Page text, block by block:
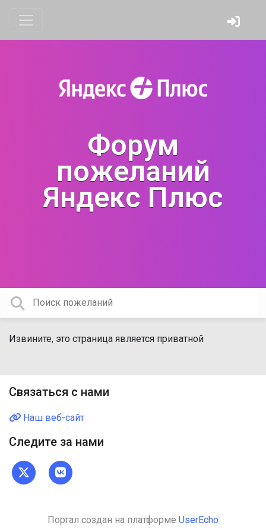
Форум
пожеланий
Яндекс Плюс
Извините, это страница является приватной
Связаться с нами
Наш веб-сайт
Следите за нами
Портал создан на платформе UserEcho